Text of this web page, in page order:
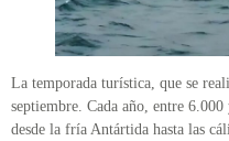
La temporada turística, que se
septiembre. Cada año, entre
desde la fría Antártida hasta las